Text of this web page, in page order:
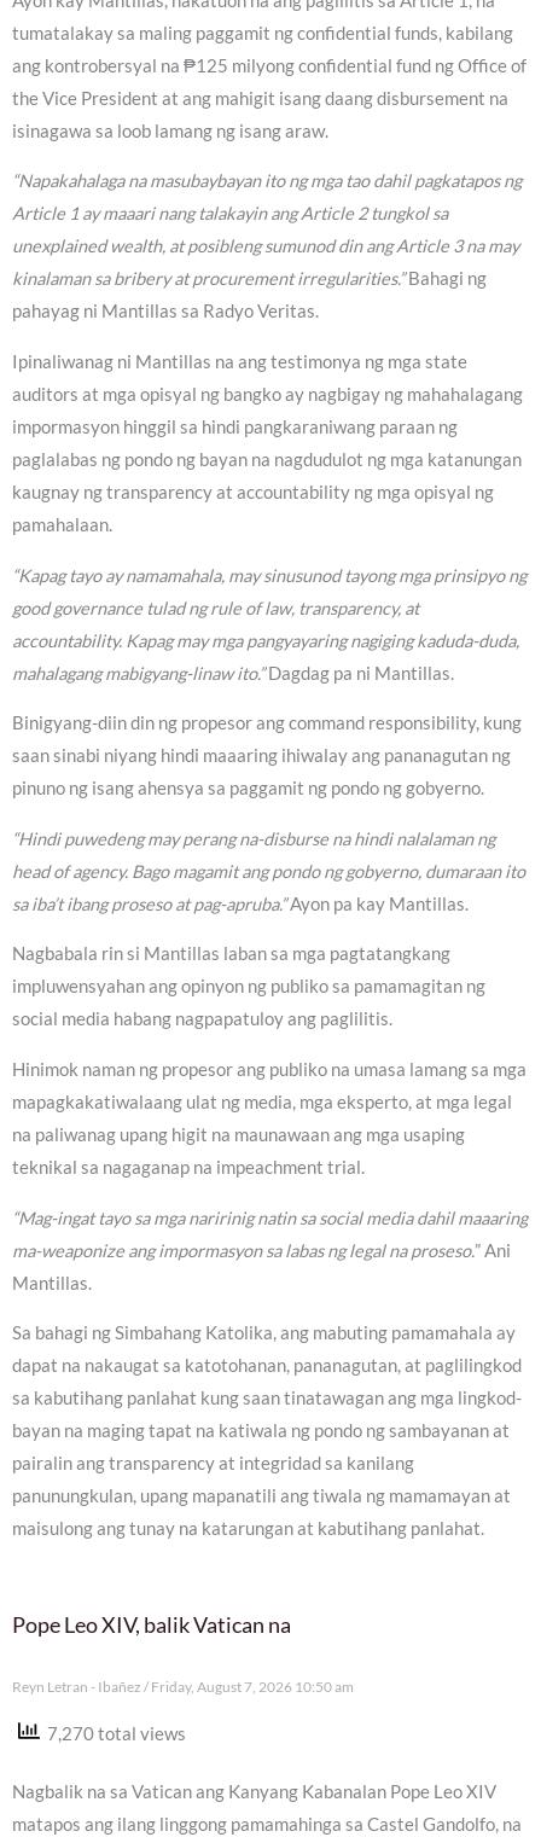
tumatalakay sa maling paggamit ng confidential funds, kabilang
ang kontrobersyal na ₱125 milyong confidential fund ng Office of
the Vice President at ang mahigit isang daang disbursement na
isinagawa sa loob lamang ng isang araw.
“Napakahalaga na masubaybayan ito ng mga tao dahil pagkatapos ng
Article 1 ay maaari nang talakayin ang Article 2 tungkol sa
unexplained wealth, at posibleng sumunod din ang Article 3 na may
kinalaman sa bribery at procurement irregularities.”Bahagi ng
pahayag ni Mantillas sa Radyo Veritas.
Ipinaliwanag ni Mantillas na ang testimonya ng mga state
auditors at mga opisyal ng bangko ay nagbigay ng mahahalagang
impormasyon hinggil sa hindi pangkaraniwang paraan ng
paglalabas ng pondo ng bayan na nagdudulot ng mga katanungan
kaugnay ng transparency at accountability ng mga opisyal ng
pamahalaan.
“Kapag tayo ay namamahala, may sinusunod tayong mga prinsipyo ng
good governance tulad ng rule of law, transparency, at
accountability. Kapag may mga pangyayaring nagiging kaduda-duda,
mahalagang mabigyang-linaw ito.”Dagdag pa ni Mantillas.
Binigyang-diin din ng propesor ang command responsibility, kung
saan sinabi niyang hindi maaaring ihiwalay ang pananagutan ng
pinuno ng isang ahensya sa paggamit ng pondo ng gobyerno.
“Hindi puwedeng may perang na-disburse na hindi nalalaman ng
head of agency. Bago magamit ang pondo ng gobyerno, dumaraan ito
sa iba’t ibang proseso at pag-apruba.”Ayon pa kay Mantillas.
Nagbabala rin si Mantillas laban sa mga pagtatangkang
impluwensyahan ang opinyon ng publiko sa pamamagitan ng
social media habang nagpapatuloy ang paglilitis.
Hinimok naman ng propesor ang publiko na umasa lamang sa mga
mapagkakatiwalaang ulat ng media, mga eksperto, at mga legal
na paliwanag upang higit na maunawaan ang mga usaping
teknikal sa nagaganap na impeachment trial.
“Mag-ingat tayo sa mga naririnig natin sa social media dahil maaaring
ma-weaponize ang impormasyon sa labas ng legal na proseso.” Ani
Mantillas.
Sa bahagi ng Simbahang Katolika, ang mabuting pamamahala ay
dapat na nakaugat sa katotohanan, pananagutan, at paglilingkod
sa kabutihang panlahat kung saan tinatawagan ang mga lingkod-
bayan na maging tapat na katiwala ng pondo ng sambayanan at
pairalin ang transparency at integridad sa kanilang
panunungkulan, upang mapanatili ang tiwala ng mamamayan at
maisulong ang tunay na katarungan at kabutihang panlahat.
Pope Leo XIV, balik Vatican na
Reyn Letran - Ibañez Friday, August 7, 2026 10:50 am
7,270 total views
Nagbalik na sa Vatican ang Kanyang Kabanalan Pope Leo XIV
matapos ang ilang linggong pamamahinga sa Castel Gandolfo, na